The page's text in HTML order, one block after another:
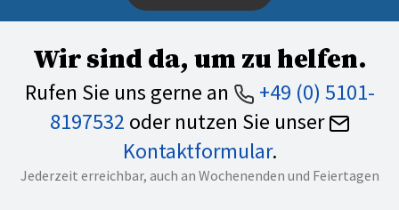
Wir sind da, um zu helfen.
Rufen Sie uns gerne an
+49 (0) 5101-
8197532 oder nutzen Sie unser
Kontaktformular.
Jederzeit erreichbar, auch an Wochenenden und Feiertagen